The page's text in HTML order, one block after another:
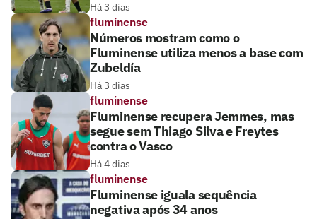
Há 3 dias
fluminense
Números mostram como o
Fluminense utiliza menos a base com
Zubeldía
Há 3 dias
fluminense
Fluminense recupera Jemmes, mas
segue sem Thiago Silva e Freytes
contra o Vasco
Há 4 dias
fluminense
Fluminense iguala sequência
negativa após 34 anos